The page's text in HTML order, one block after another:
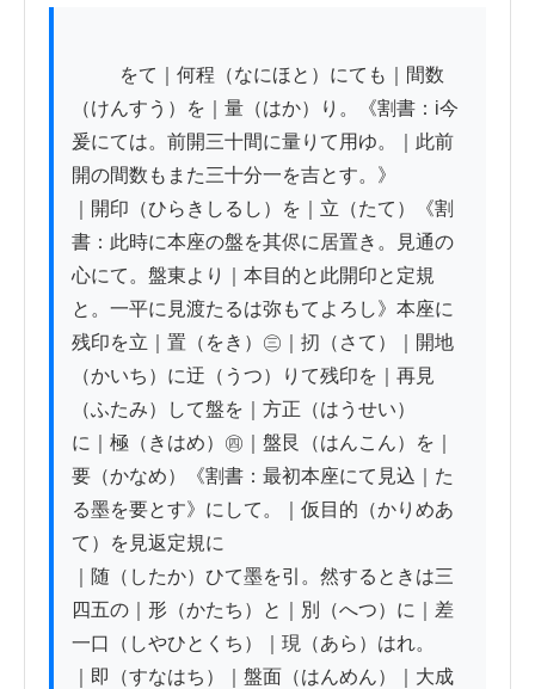
（けんすう）を｜量（はか）り。《割書：i今
爰にては。前開三十間に量りて用ゆ。｜此前
開の間数もまた三十分一を吉とす。》
｜開印（ひらきしるし）を｜立（たて）《割
書：此時に本座の盤を其侭に居置き。見通の
心にて。盤東より｜本目的と此開印と定規
と。一平に見渡たるは弥もてよろし》本座に
残印を立｜置（をき）㊂｜扨（さて）｜開地
（かいち）に迂（うつ）りて残印を｜再見
（ふたみ）して盤を｜方正（はうせい）
に｜極（きはめ）㊃｜盤艮（はんこん）を｜
要（かなめ）《割書：最初本座にて見込｜た
る墨を要とす》にして。｜仮目的（かりめあ
て）を見返定規に
｜随（したか）ひて墨を引。然するときは三
四五の｜形（かたち）と｜別（へつ）に｜差
一口（しやひとくち）｜現（あら）はれ。
｜即（すなはち）｜盤面（はんめん）｜大成